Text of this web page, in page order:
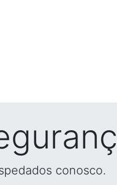
conosco.